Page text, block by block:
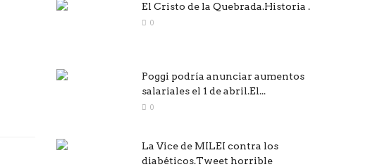
El Cristo de la Quebrada.Historia .
0
Poggi podría anunciar aumentos
salariales el 1 de abril.El...
0
La Vice de MILEI contra los
diabéticos.Tweet horrible